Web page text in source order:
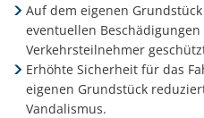
Auf dem eigenen
eventuellen
Verkehrsteilnehmer
Erhöhte Sicherheit für das
eigenen Grundstück
Vandalismus.